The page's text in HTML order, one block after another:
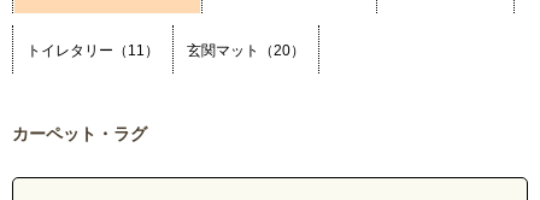
トイレタリー（11） 玄関マット（20）
カーペット・ラグ